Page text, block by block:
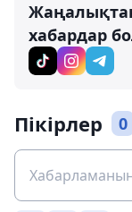
хабардар
Пікірлер 0